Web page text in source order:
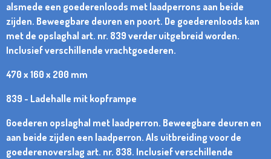
alsmede een goederenloods met laadperrons aan beide
zijden. Beweegbare deuren en poort. De goederenloods kan
met de opslaghal art. nr. 839 verder uitgebreid worden.
Inclusief verschillende vrachtgoederen.
470 x 160 x 200 mm
839 - Ladehalle mit kopframpe
Goederen opslaghal met laadperron. Beweegbare deuren en
aan beide zijden een laadperron. Als uitbreiding voor de
goederenoverslag art. nr. 838. Inclusief verschillende